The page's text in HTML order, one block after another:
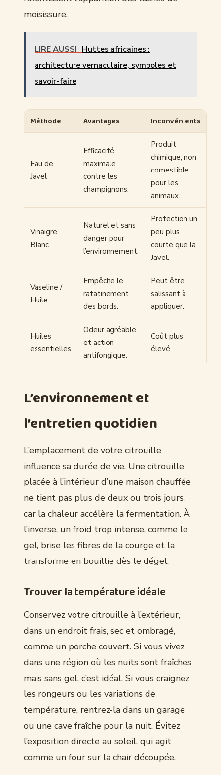
moisissure.
LIRE AUSSI Huttes africaines :
architecture vernaculaire, symboles et
savoir-faire
Méthode Avantages Inconvénients
Eau de
Javel
Efficacité
maximale
contre les
champignons.
Produit
chimique, non
comestible
pour les
animaux.
Vinaigre
Blanc
Naturel et sans
danger pour
l’environnement.
Protection un
peu plus
courte que la
Javel.
Vaseline /
Huile
Empêche le
ratatinement
des bords.
Peut être
salissant à
appliquer.
Huiles
essentielles
Odeur agréable
et action
antifongique.
Coût plus
élevé.
L’environnement et
l’entretien quotidien
L’emplacement de votre citrouille
influence sa durée de vie. Une citrouille
placée à l’intérieur d’une maison chauffée
ne tient pas plus de deux ou trois jours,
car la chaleur accélère la fermentation. À
l’inverse, un froid trop intense, comme le
gel, brise les fibres de la courge et la
transforme en bouillie dès le dégel.
Trouver la température idéale
Conservez votre citrouille à l’extérieur,
dans un endroit frais, sec et ombragé,
comme un porche couvert. Si vous vivez
dans une région où les nuits sont fraîches
mais sans gel, c’est idéal. Si vous craignez
les rongeurs ou les variations de
température, rentrez-la dans un garage
ou une cave fraîche pour la nuit. Évitez
l’exposition directe au soleil, qui agit
comme un four sur la chair découpée.